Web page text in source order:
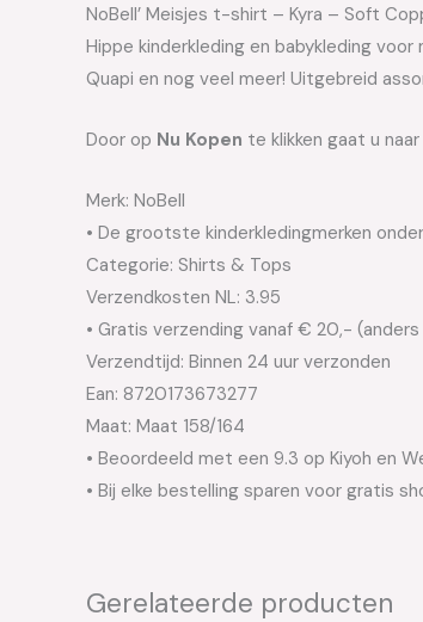
NoBell’ Meisjes t-shirt – Kyra – Soft
Hippe kinderkleding en babykleding voor
Quapi en nog veel meer! Uitgebreid
Door op Nu Kopen te klikken gaat u
Merk: NoBell
• De grootste kinderkledingmerken
Categorie: Shirts & Tops
Verzendkosten NL: 3.95
• Gratis verzending vanaf € 20,-
Verzendtijd: Binnen 24 uur verzonden
Ean: 8720173673277
Maat: Maat 158/164
• Beoordeeld met een 9.3 op Kiyoh en
• Bij elke bestelling sparen voor gratis
Gerelateerde producten